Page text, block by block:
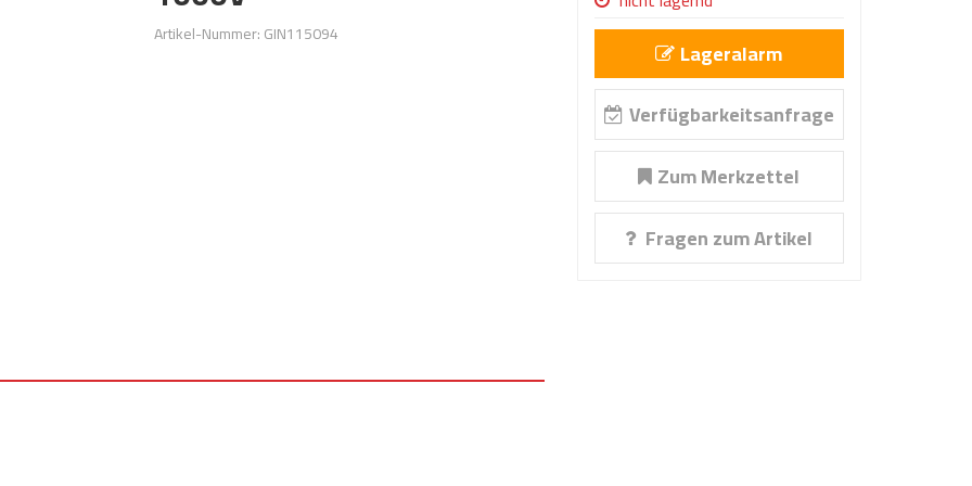
Artikel-Nummer: GIN115094
Lageralarm
Verfügbarkeitsanfrage
Zum Merkzettel
Fragen zum Artikel